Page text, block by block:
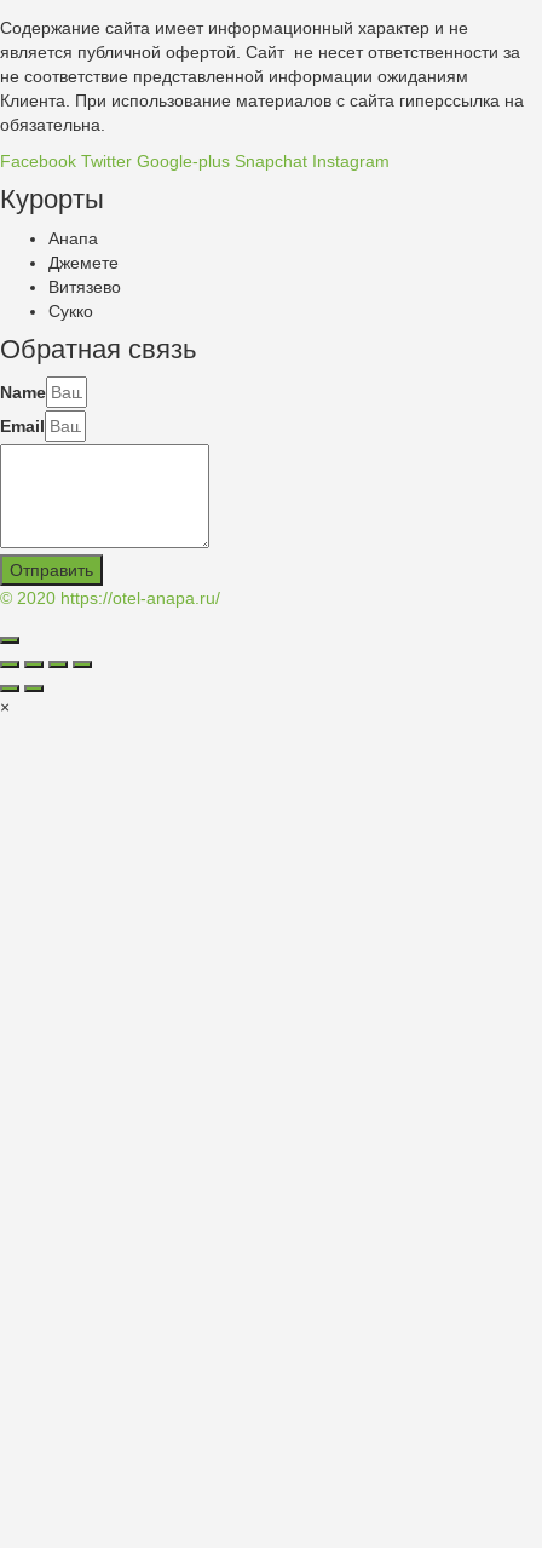
Содержание сайта имеет информационный характер и не
является публичной офертой. Сайт не несет ответственности за
не соответствие представленной информации ожиданиям
Клиента. При использование материалов с сайта гиперссылка на
обязательна.
Facebook Twitter Google-plus Snapchat Instagram
Курорты
Анапа
Джемете
Витязево
Сукко
Обратная связь
Name
Email
Отправить
© 2020 https://otel-anapa.ru/
×